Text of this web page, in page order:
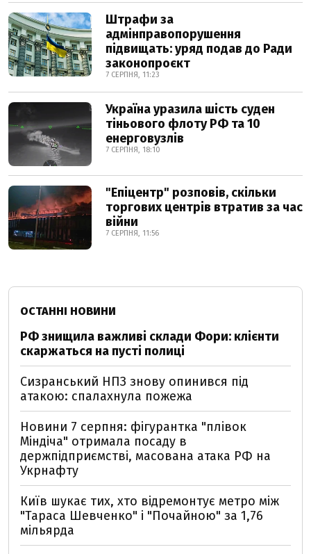
Штрафи за
адмінправопорушення
підвищать: уряд подав до Ради
законопроєкт
7 СЕРПНЯ, 11:23
Україна уразила шість суден
тіньового флоту РФ та 10
енерговузлів
7 СЕРПНЯ, 18:10
"Епіцентр" розповів, скільки
торгових центрів втратив за час
війни
7 СЕРПНЯ, 11:56
ОСТАННІ НОВИНИ
РФ знищила важливі склади Фори: клієнти
скаржаться на пусті полиці
Сизранський НПЗ знову опинився під
атакою: спалахнула пожежа
Новини 7 серпня: фігурантка "плівок
Міндіча" отримала посаду в
держпідприємстві, масована атака РФ на
Укрнафту
Київ шукає тих, хто відремонтує метро між
"Тараса Шевченко" і "Почайною" за 1,76
мільярда